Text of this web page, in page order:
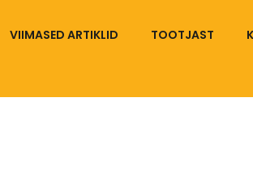
VIIMASED ARTIKLID TOOTJAST